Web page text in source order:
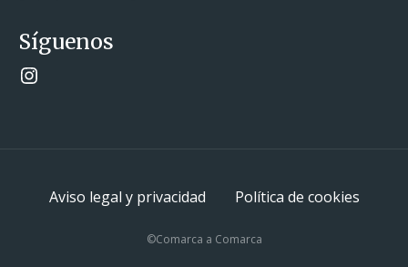
Síguenos
Instagram
Aviso legal y privacidad Política de cookies
©Comarca a Comarca